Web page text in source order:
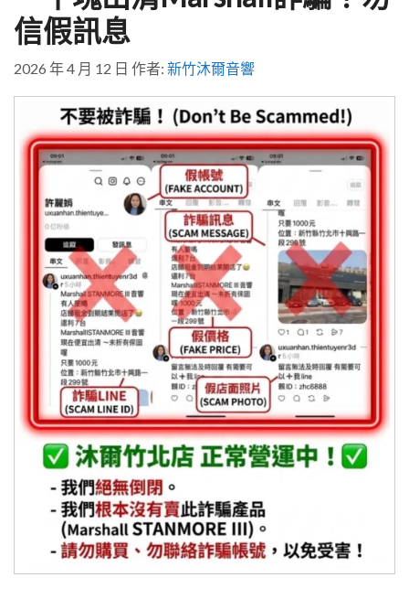
信假訊息
2026 年 4 月 12 日 作者: 新竹沐爾音響